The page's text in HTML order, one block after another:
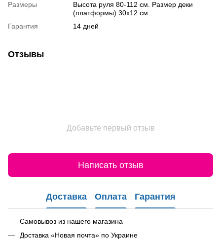
Размеры
Высота руля 80-112 см. Размер деки
(платформы) 30х12 см.
Гарантия
14 дней
Отзывы
Добавьте первый отзыв
Написать отзыв
Доставка Оплата Гарантия
Самовывоз из нашего магазина
Доставка «Новая почта» по Украине